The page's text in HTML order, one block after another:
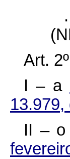
Art.
I – a
II – o